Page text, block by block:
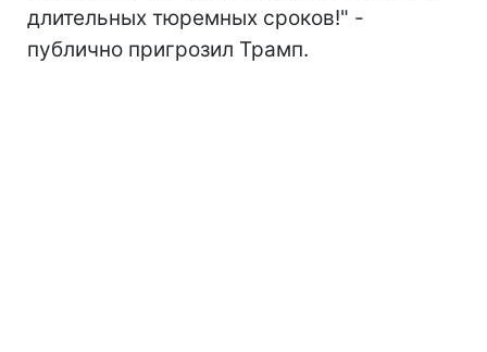
длительных тюремных сроков!" -
публично пригрозил Трамп.